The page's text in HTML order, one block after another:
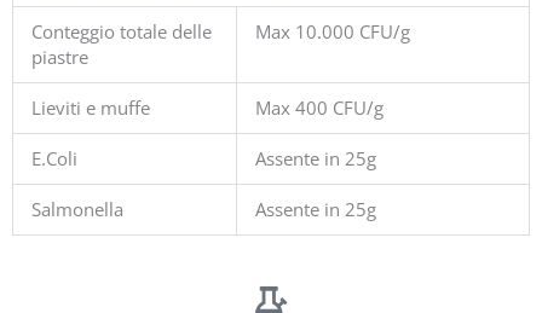
Conteggio totale delle
piastre
Max 10.000 CFU/g
Lieviti e muffe Max 400 CFU/g
E.Coli Assente in 25g
Salmonella Assente in 25g